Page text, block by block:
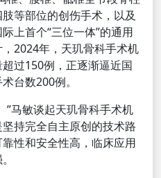
等部位的创伤手术，以及
上首个“三位一体”的通用
2024年，天玑骨科手术机
过150例，正逐渐逼近国
台数200例。
马敏谈起天玑骨科手术机
持完全自主原创的技术路
性和安全性高，临床应用